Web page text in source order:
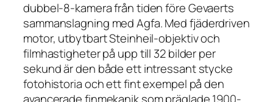
dubbel-8-kamera från tiden före Gevaerts
sammanslagning med Agfa. Med fjäderdriven
motor, utbytbart Steinheil-objektiv och
filmhastigheter på upp till 32 bilder per
sekund är den både ett intressant stycke
fotohistoria och ett fint exempel på den